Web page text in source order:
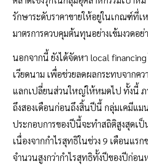
รักษาระดับราคาขายให้อยู่ในเกณฑ์ที่เ
มาตรการควบคุมต้นทุนอย่างเข้มงวดอย่
นอกจากนี้ ยังได้จัดหา local
เวียดนาม เพื่อช่วยลดผลกระทบจากค
แลกเปลี่ยนส่วนใหญ่ให้หมดไป ทั้งนี้ ภา
ถึงสองเดือนก่อนถึงสิ้นปีนี้ กลุ่มเคมีแม
ประกอบการของปีนี้จะทำสถิติสูงสุดเ
เนื่องจากกำไรสุทธิในช่วง 9 เดือนแร
จำนวนสูงกว่ากำไรสุทธิทั้งปีของปีก่อน